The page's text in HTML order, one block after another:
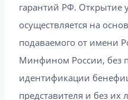
гарантий РФ. Открытие
осуществляется на
подаваемого от имени
Минфином России, без
идентификации
представителя и без их